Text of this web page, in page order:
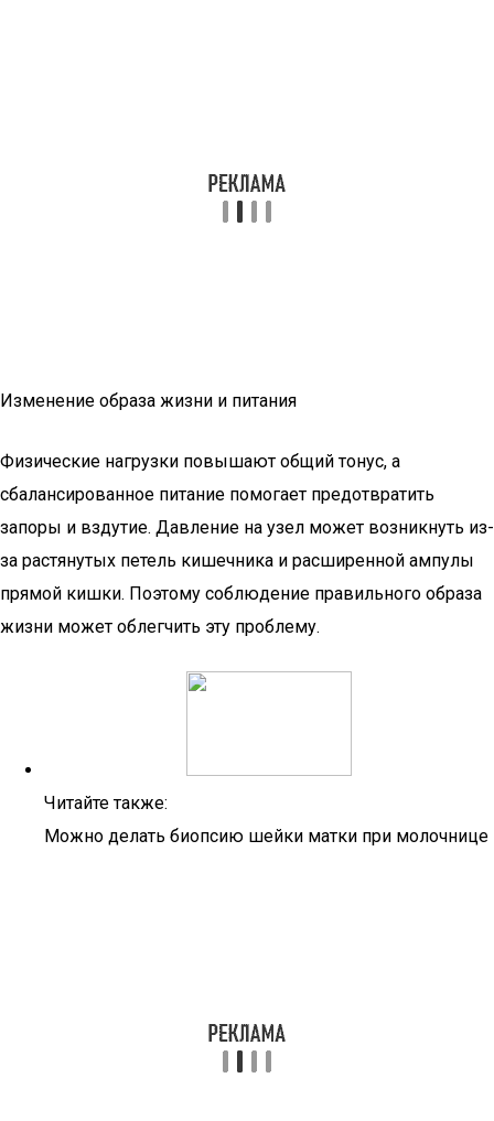
Изменение образа жизни и питания
Физические нагрузки повышают общий тонус, а
сбалансированное питание помогает предотвратить
запоры и вздутие. Давление на узел может возникнуть из-
за растянутых петель кишечника и расширенной ампулы
прямой кишки. Поэтому соблюдение правильного образа
жизни может облегчить эту проблему.
Читайте также:
Можно делать биопсию шейки матки при молочнице